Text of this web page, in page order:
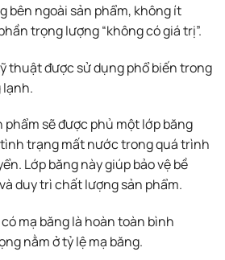
bên ngoài sản phẩm, không ít
trọng lượng “không có giá trị”.
thuật được sử dụng phổ biến trong
lạnh.
phẩm sẽ được phủ một lớp băng
trạng mất nước trong quá trình
Lớp băng này giúp bảo vệ bề
duy trì chất lượng sản phẩm.
mạ băng là hoàn toàn bình
nằm ở tỷ lệ mạ băng.